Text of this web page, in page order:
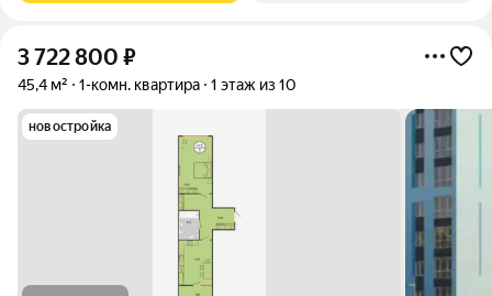
3 722 800 ₽
45,4 м² 1-комн. квартира 1 этаж из 10
новостройка